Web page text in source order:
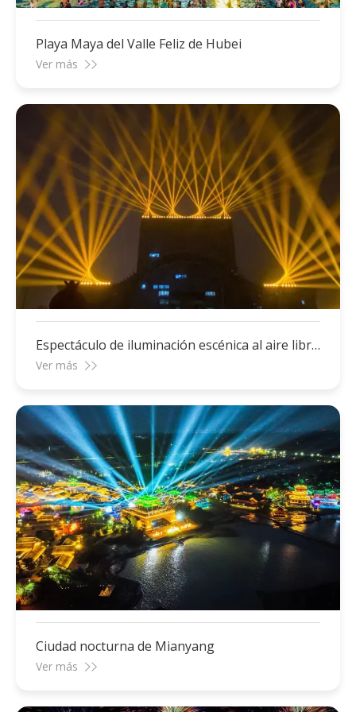
Playa Maya del Valle Feliz de Hubei
Ver más
Espectáculo de iluminación escénica al aire libre
de Tianjin
Ver más
Ciudad nocturna de Mianyang
Ver más